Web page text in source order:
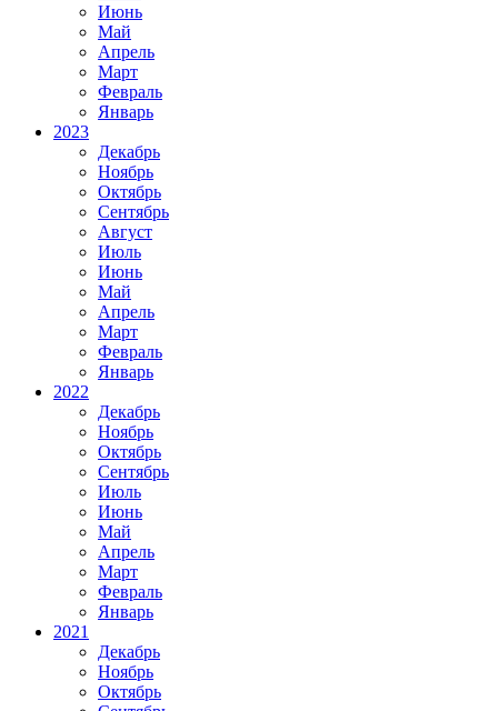
Июнь
Май
Апрель
Март
Февраль
Январь
2023
Декабрь
Ноябрь
Октябрь
Сентябрь
Август
Июль
Июнь
Май
Апрель
Март
Февраль
Январь
2022
Декабрь
Ноябрь
Октябрь
Сентябрь
Июль
Июнь
Май
Апрель
Март
Февраль
Январь
2021
Декабрь
Ноябрь
Октябрь